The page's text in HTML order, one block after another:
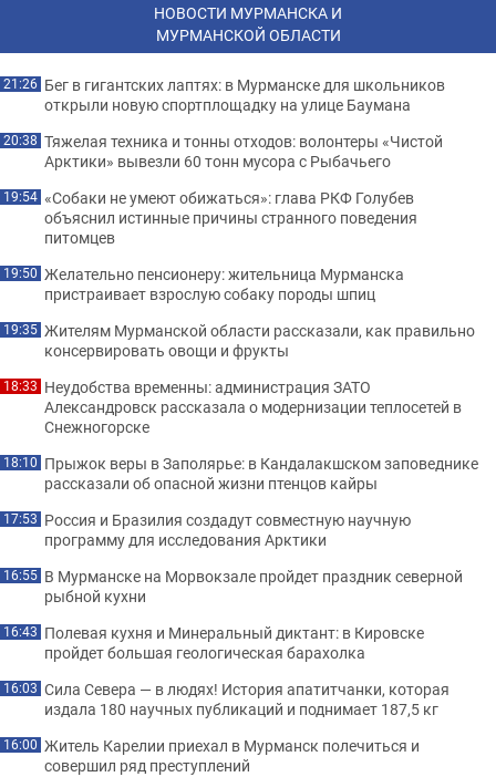
НОВОСТИ МУРМАНСКА И
МУРМАНСКОЙ ОБЛАСТИ
21:26 Бег в гигантских лаптях: в Мурманске для школьников
открыли новую спортплощадку на улице Баумана
20:38 Тяжелая техника и тонны отходов: волонтеры «Чистой
Арктики» вывезли 60 тонн мусора с Рыбачьего
19:54 «Собаки не умеют обижаться»: глава РКФ Голубев
объяснил истинные причины странного поведения
питомцев
19:50 Желательно пенсионеру: жительница Мурманска
пристраивает взрослую собаку породы шпиц
19:35 Жителям Мурманской области рассказали, как правильно
консервировать овощи и фрукты
18:33 Неудобства временны: администрация ЗАТО
Александровск рассказала о модернизации теплосетей в
Снежногорске
18:10 Прыжок веры в Заполярье: в Кандалакшском заповеднике
рассказали об опасной жизни птенцов кайры
17:53 Россия и Бразилия создадут совместную научную
программу для исследования Арктики
16:55 В Мурманске на Морвокзале пройдет праздник северной
рыбной кухни
16:43 Полевая кухня и Минеральный диктант: в Кировске
пройдет большая геологическая барахолка
16:03 Сила Севера — в людях! История апатитчанки, которая
издала 180 научных публикаций и поднимает 187,5 кг
16:00 Житель Карелии приехал в Мурманск полечиться и
совершил ряд преступлений